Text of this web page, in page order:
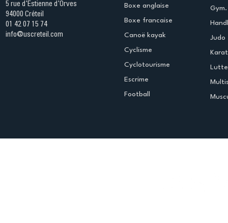
5 rue d'Estienne d'Orves
94000 Créteil
01 42 07 15 74
info@uscreteil.com
Boxe anglaise
Boxe francaise
Canoë kayak
Cyclisme
Cyclotourisme
Escrime
Football
Judo
Lutte